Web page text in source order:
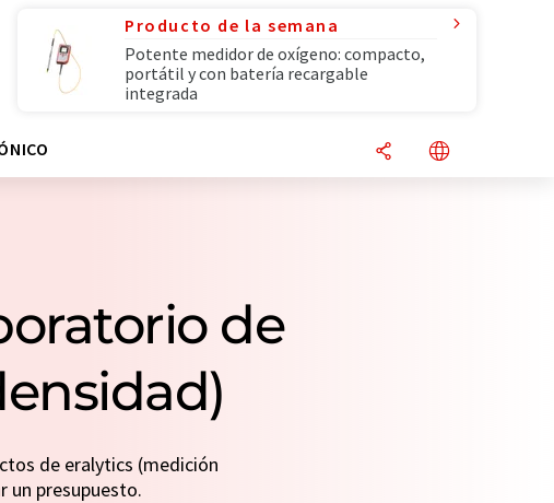
Producto de la semana
Potente medidor de oxígeno: compacto,
portátil y con batería recargable
integrada
de
de eralytics (medición
un presupuesto.